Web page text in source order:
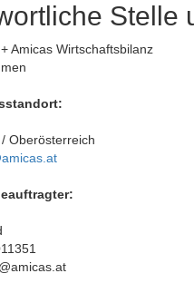
Stelle
Amicas Wirtschaftsbilanz
Oberösterreich